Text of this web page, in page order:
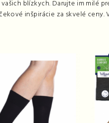
blízkych. Darujte im milé
inšpirácie za skvelé